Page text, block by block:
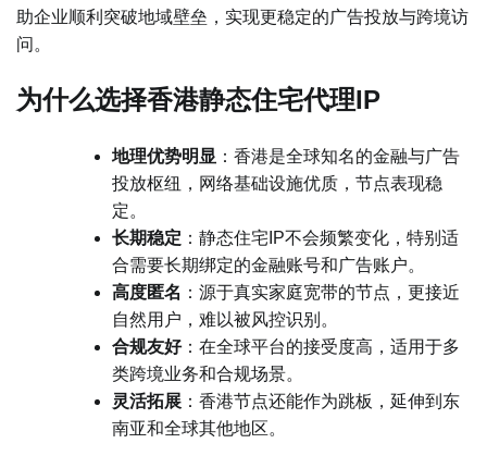
助企业顺利突破地域壁垒，实现更稳定的广告投放与跨境访
问。
为什么选择香港静态住宅代理IP
地理优势明显 ：香港是全球知名的金融与广告
投放枢纽，网络基础设施优质，节点表现稳
定。
长期稳定 ：静态住宅IP不会频繁变化，特别适
合需要长期绑定的金融账号和广告账户。
高度匿名 ：源于真实家庭宽带的节点，更接近
自然用户，难以被风控识别。
合规友好：在全球平台的接受度高，适用于多
类跨境业务和合规场景。
灵活拓展 ：香港节点还能作为跳板，延伸到东
南亚和全球其他地区。